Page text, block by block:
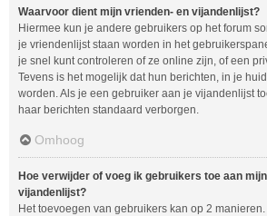
Waarvoor dient mijn vrienden- en vijandenlijst?
Hiermee kun je andere gebruikers op het forum
je vriendenlijst staan worden in het
je snel kunt controleren of ze online zijn, of een
Tevens is het mogelijk dat hun berichten, in je
worden. Als je een gebruiker aan je vijandenlijst
haar berichten standaard verborgen.
Omhoog
Hoe verwijder of voeg ik gebruikers toe aan
vijandenlijst?
Het toevoegen van gebruikers kan op 2